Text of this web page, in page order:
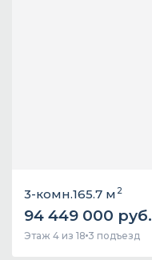
3-комн.165.7 м 2
94 449 000 руб.
Этаж 4 из 18 3 подъезд